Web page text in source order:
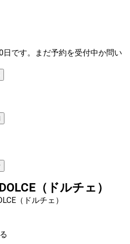
です。まだ予約を受付中か問い
（ドルチェ）
（ドルチェ）